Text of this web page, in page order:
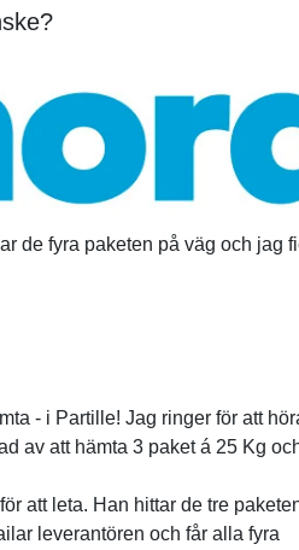
de fyra paketen på väg och jag
- i Partille! Jag ringer för att
av att hämta 3 paket á 25 Kg
att leta. Han hittar de tre
leverantören och får alla fyra